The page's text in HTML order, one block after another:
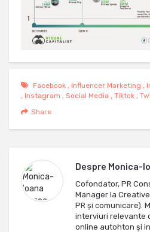
Facebook Influencer Marketing
Instagram Social Media Tiktok
Share
Despre Monica-
Cofondator, PR
Manager la
PR și comunicare).
interviuri relevante
online autohton şi